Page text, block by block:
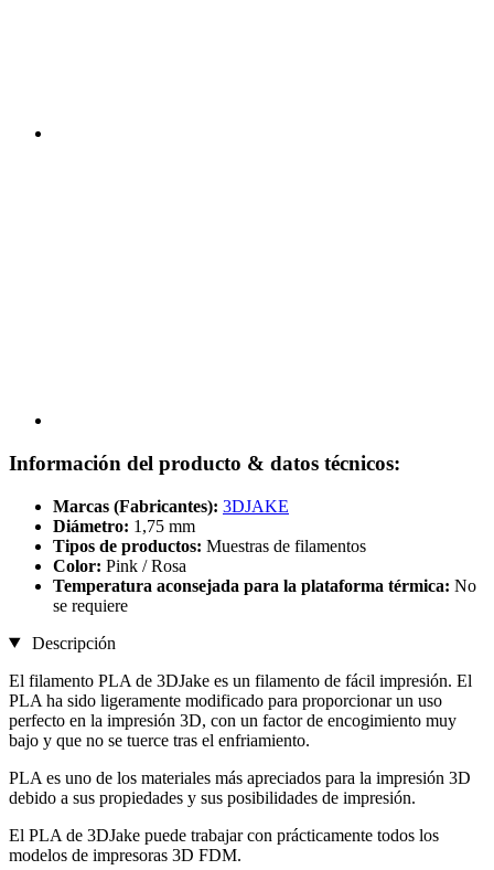
Información del producto & datos técnicos:
Marcas (Fabricantes): 3DJAKE
Diámetro: 1,75 mm
Tipos de productos: Muestras de filamentos
Color: Pink / Rosa
Temperatura aconsejada para la plataforma térmica: No
se requiere
Descripción
El filamento PLA de 3DJake es un filamento de fácil impresión. El
PLA ha sido ligeramente modificado para proporcionar un uso
perfecto en la impresión 3D, con un factor de encogimiento muy
bajo y que no se tuerce tras el enfriamiento.
PLA es uno de los materiales más apreciados para la impresión 3D
debido a sus propiedades y sus posibilidades de impresión.
El PLA de 3DJake puede trabajar con prácticamente todos los
modelos de impresoras 3D FDM.